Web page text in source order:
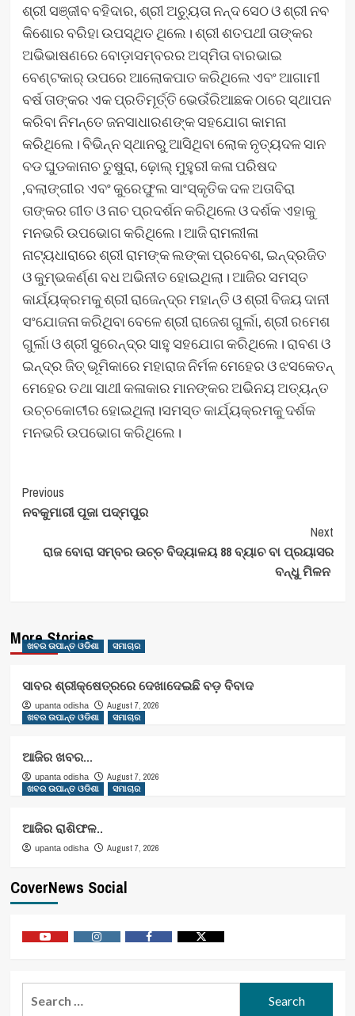
ଶ୍ରୀ ସଞ୍ଜୀବ ବହିଦାର, ଶ୍ରୀ ଅଚ୍ୟୁତା ନନ୍ଦ ସେଠ ଓ ଶ୍ରୀ ନବ
କିଶୋର ବରିହା ଉପସ୍ଥିତ ଥିଲେ। ଶ୍ରୀ ଶତପଥୀ ତାଙ୍କର
ଅଭିଭାଷଣରେ ବୋଡ଼ାସମ୍ବରର ଅସ୍ମିତା ବାରଭାଇ
ବେଣ୍ଟକାର୍ ଉପରେ ଆଲୋକପାତ କରିଥିଲେ ଏବଂ ଆଗାମୀ
ବର୍ଷ ତାଙ୍କର ଏକ ପ୍ରତିମୂର୍ତ୍ତି ଭେଉଁରିଆଛକ ଠାରେ ସ୍ଥାପନ
କରିବା ନିମନ୍ତେ ଜନସାଧାରଣଙ୍କ ସହଯୋଗ କାମନା
କରିଥିଲେ। ବିଭିନ୍ନ ସ୍ଥାନରୁ ଆସିଥିବା ଲୋକ ନୃତ୍ୟଦଳ ସାନ
ବଡ ଘୁଡକାନାଚ ତୁଷୁରା, ଢ଼ୋଲ୍ ମୁହୁରୀ କଳା ପରିଷଦ
,ବଲାଙ୍ଗୀର ଏବଂ କୁରେଫୁଲ ସାଂସ୍କୃତିକ ଦଳ ଅତାବିରା
ତାଙ୍କର ଗୀତ ଓ ନାଚ ପ୍ରଦର୍ଶନ କରିଥିଲେ ଓ ଦର୍ଶକ ଏହାକୁ
ମନଭରି ଉପଭୋଗ କରିଥିଲେ। ଆଜି ରାମଲୀଳା
ନାଟ୍ୟଧାରାରେ ଶ୍ରୀ ରାମଙ୍କ ଲଙ୍କା ପ୍ରବେଶ, ଇନ୍ଦ୍ରଜିତ
ଓ କୁମ୍ଭକର୍ଣ୍ଣ ବଧ ଅଭିନୀତ ହୋଇଥିଲା। ଆଜିର ସମସ୍ତ
କାର୍ଯ୍ୟକ୍ରମକୁ ଶ୍ରୀ ରାଜେନ୍ଦ୍ର ମହାନ୍ତି ଓ ଶ୍ରୀ ବିଜୟ ଦାନୀ
ସଂଯୋଜନା କରିଥିବା ବେଳେ ଶ୍ରୀ ରାଜେଶ ଗୁର୍ଲା, ଶ୍ରୀ ରମେଶ
ଗୁର୍ଲା ଓ ଶ୍ରୀ ସୁରେନ୍ଦ୍ର ସାହୁ ସହଯୋଗ କରିଥିଲେ। ରାବଣ ଓ
ଇନ୍ଦ୍ର ଜିତ୍ ଭୂମିକାରେ ମହାରାଜ ନିର୍ମଳ ମେହେର ଓ ଝସକେତନ୍
ମେହେର ତଥା ସାଥୀ କଳାକାର ମାନଙ୍କର ଅଭିନୟ ଅତ୍ୟନ୍ତ
ଉଚ୍ଚକୋଟୀର ହୋଇଥିଲା।ସମସ୍ତ କାର୍ଯ୍ୟକ୍ରମକୁ ଦର୍ଶକ
ମନଭରି ଉପଭୋଗ କରିଥିଲେ।
Post
Navigation
Previous
ନବକୁମାରୀ ପୂଜା ପଦ୍ମପୁର
Next
ରାଜ ବୋରା ସମ୍ବର ଉଚ୍ଚ ବିଦ୍ୟାଳୟ 88 ବ୍ୟାଚ ବା ପ୍ରୟାସର
ବନ୍ଧୁ ମିଳନ
More Stories
ଖବର ଉପାନ୍ତ ଓଡିଶା ସମାଚାର
ସାବର ଶ୍ରୀକ୍ଷେତ୍ରରେ ଦେଖାଦେଇଛି ବଡ଼ ବିବାଦ
upanta odisha
August 7, 2026
ଖବର ଉପାନ୍ତ ଓଡିଶା
ସମାଚାର
ଆଜିର ଖବର…
upanta odisha
August 7, 2026
ଖବର ଉପାନ୍ତ ଓଡିଶା
ସମାଚାର
ଆଜିର ରାଶିଫଳ..
upanta odisha August 7, 2026
CoverNews Social